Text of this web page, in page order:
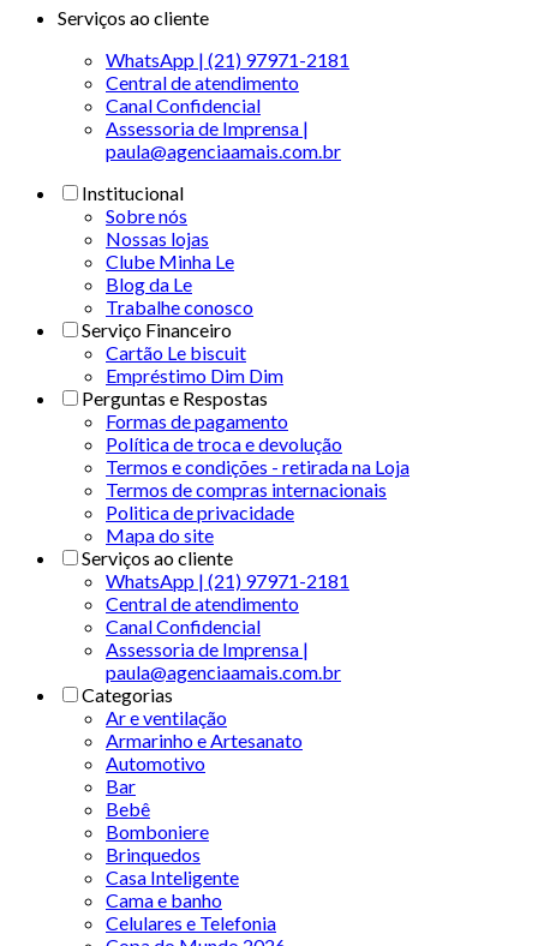
Serviços ao cliente
WhatsApp | (21) 97971-2181
Central de atendimento
Canal Confidencial
Assessoria de Imprensa |
paula@agenciaamais.com.br
Institucional
Sobre nós
Nossas lojas
Clube Minha Le
Blog da Le
Trabalhe conosco
Serviço Financeiro
Cartão Le biscuit
Empréstimo Dim Dim
Perguntas e Respostas
Formas de pagamento
Política de troca e devolução
Termos e condições - retirada na Loja
Termos de compras internacionais
Politica de privacidade
Mapa do site
Serviços ao cliente
WhatsApp | (21) 97971-2181
Central de atendimento
Canal Confidencial
Assessoria de Imprensa |
paula@agenciaamais.com.br
Categorias
Ar e ventilação
Armarinho e Artesanato
Automotivo
Bar
Bebê
Bomboniere
Brinquedos
Casa Inteligente
Cama e banho
Celulares e Telefonia